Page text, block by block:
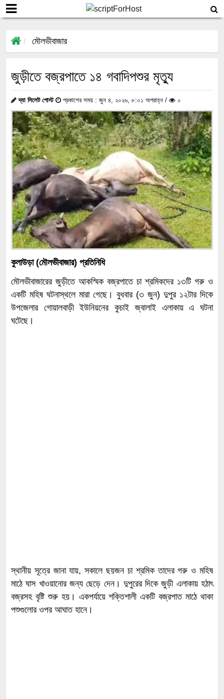
মৌলভীবাজার
জুড়ীতে বজ্রপাতে ১৪ গবাদিপশুর মৃত্যু
দ্যা সিলেট পোস্ট প্রকাশের সময় : জুন ৪, ২০২৬, ৮:০১ অপরাহ্ন / ০
কুলাউড়া (মৌলভীবাজার) প্রতিনিধি
মৌলভীবাজারের জুড়ীতে আকস্মিক বজ্রপাতে চা শ্রমিকদের ১৩টি গরু ও
একটি মহিষ ঘটনাস্থলে মারা গেছে। বুধবার (৩ জুন) দুপুর ১২টার দিকে
উপজেলার গোয়ালবাড়ী ইউনিয়নের কুচাই জ্বালাই এলাকায় এ ঘটনা
ঘটেছে।
স্থানীয় সূত্রে জানা যায়, সকালে ছয়জন চা শ্রমিক তাদের গরু ও মহিষ
মাঠে ঘাস খাওয়ানোর জন্য ছেড়ে দেন। দুপুরের দিকে জুড়ী এলাকায় হঠাৎ
বজ্রসহ বৃষ্টি শুরু হয়। একপর্যায়ে শক্তিশালী একটি বজ্রপাত মাঠে থাকা
পশুগুলোর ওপর আঘাত হানে।